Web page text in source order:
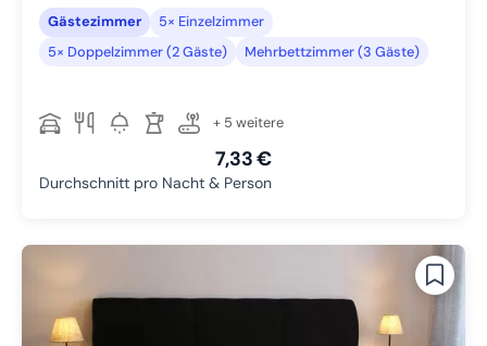
Gästezimmer
5× Einzelzimmer
5× Doppelzimmer (2 Gäste)
Mehrbettzimmer (3 Gäste)
+ 5 weitere
7,33 €
Durchschnitt pro Nacht & Person